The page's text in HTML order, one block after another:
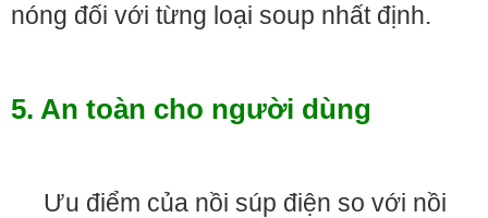
nóng đối với từng loại soup nhất định.
5. An toàn cho người dùng
Ưu điểm của nồi súp điện so với nồi